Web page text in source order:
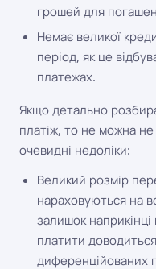
грошей для
Немає великої
період, як це
платежах.
Якщо детально
платіж, то не можна не
очевидні недоліки:
Великий розмір
нараховуються на
залишок
платити
диференційованих